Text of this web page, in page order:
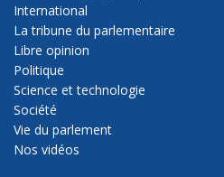
International
La tribune du parlementaire
Libre opinion
Politique
Science et technologie
Société
Vie du parlement
Nos vidéos